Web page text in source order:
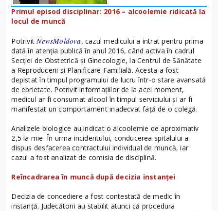
Primul episod disciplinar: 2016 – alcoolemie ridicată la
locul de muncă
PotrivitNewsMoldova, cazul medicului a intrat pentru prima
dată în atenția publică în anul 2016, când activa în cadrul
Secției de Obstetrică și Ginecologie, la Centrul de Sănătate
a Reproducerii și Planificare Familială. Acesta a fost
depistat în timpul programului de lucru într-o stare avansată
de ebrietate. Potrivit informațiilor de la acel moment,
medicul ar fi consumat alcool în timpul serviciului și ar fi
manifestat un comportament inadecvat față de o colegă.
Analizele biologice au indicat o alcoolemie de aproximativ
2,5 la mie. În urma incidentului, conducerea spitalului a
dispus desfacerea contractului individual de muncă, iar
cazul a fost analizat de comisia de disciplină.
Reîncadrarea în muncă după decizia instanței
Decizia de concediere a fost contestată de medic în
instanță. Judecătorii au stabilit atunci că procedura